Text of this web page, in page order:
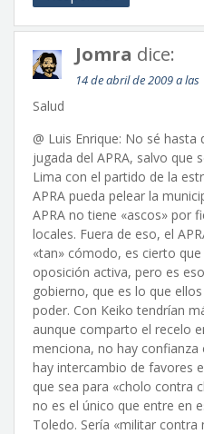
Jomra dice:
14 de abril de 2009 a las
Salud
@ Luis Enrique: No sé
jugada del APRA, salvo que
Lima con el partido de la
APRA pueda pelear la
APRA no tiene «ascos» por
locales. Fuera de eso, el
«tan» cómodo, es cierto
oposición activa, pero es
gobierno, que es lo que
poder. Con Keiko tendrían
aunque comparto el recelo
menciona, no hay
hay intercambio de favores
que sea para «cholo contra
no es el único que entre en
Toledo. Sería «militar contra